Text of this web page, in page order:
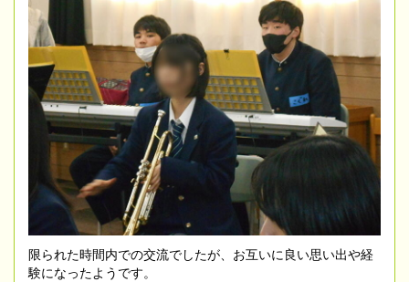
限られた時間内での交流でしたが、お互いに良い思い出や経
験になったようです。